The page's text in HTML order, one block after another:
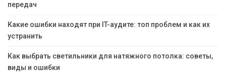
передач
Какие ошибки находят при IT-аудите: топ проблем и как их
устранить
Как выбрать светильники для натяжного потолка: советы,
виды и ошибки